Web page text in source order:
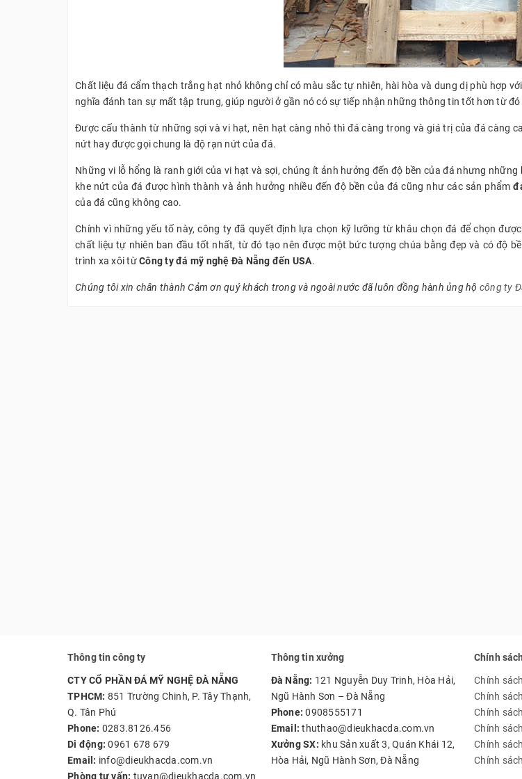
Chất liệu đá cẩm thạch trắng hạt nhỏ không chỉ có màu sắc tự nhiên, hài hòa và dung dị phù hợp
nghĩa đánh tan sự mất tập trung, giúp người ở gần nó có sự tiếp nhận những thông tin tốt hơn từ
Được cấu thành từ những sợi và vi hạt, nên hạt càng nhỏ thì đá càng trong và giá trị của đá càng
nứt hay được gọi chung là độ rạn nứt của đá.
Những vi lỗ hổng là ranh giới của vi hạt và sợi, chúng ít ảnh hưởng đến độ bền của đá nhưng
khe nứt của đá được hình thành và ảnh hưởng nhiều đến độ bền của đá cũng như các sản phẩm
của đá cũng không cao.
Chính vì những yếu tố này, công ty đã quyết định lựa chọn kỹ lưỡng từ khâu chọn đá để chọn
chất liệu tự nhiên ban đầu tốt nhất, từ đó tạo nên được một bức tượng chúa bằng đẹp và có độ
trình xa xôi từCông ty đá mỹ nghệ Đà Nẵng đến USA.
Chúng tôi xin chân thành Cảm ơn quý khách trong và ngoài nước đã luôn đồng hành ủng hộ công ty
Thông tin công ty
CTY CỔ PHẦN ĐÁ MỸ NGHỆ ĐÀ NẴNG
TPHCM: 851 Trường Chinh, P. Tây Thạnh,
Q. Tân Phú
Phone: 0283.8126.456
Di động: 0961 678 679
Email: info@dieukhacda.com.vn
Phòng tư vấn: tuvan@dieukhacda.com.vn
Thông tin xưởng
Đà Nẵng: 121 Nguyễn Duy Trinh, Hòa Hải,
Ngũ Hành Sơn – Đà Nẵng
Phone: 0908555171
Email: thuthao@dieukhacda.com.vn
Xưởng SX: khu Sản xuất 3, Quán Khái 12,
Hòa Hải, Ngũ Hành Sơn, Đà Nẵng
Chính sách
Chính
Chính
Chính
Chính
Chính
Chính